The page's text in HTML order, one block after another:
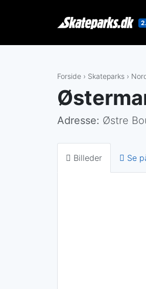
Gå til indholdet
Forside › Skateparks ›
Adresse: Østre
Billeder Se